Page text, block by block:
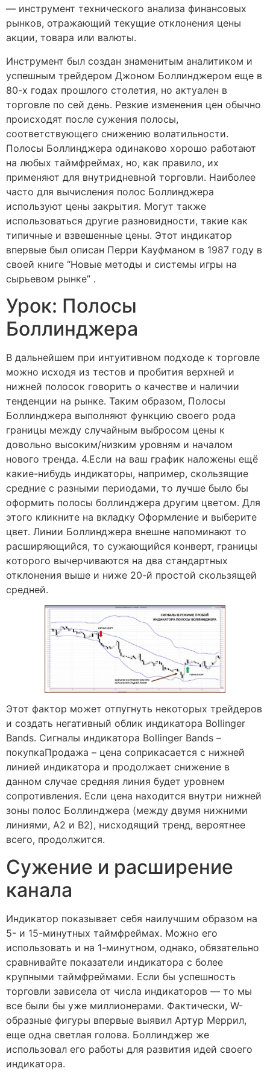
— инструмент технического анализа финансовых
рынков, отражающий текущие отклонения цены
акции, товара или валюты.
Инструмент был создан знаменитым аналитиком и
успешным трейдером Джоном Боллинджером еще в
80-х годах прошлого столетия, но актуален в
торговле по сей день. Резкие изменения цен обычно
происходят после сужения полосы,
соответствующего снижению волатильности.
Полосы Боллинджера одинаково хорошо работают
на любых таймфреймах, но, как правило, их
применяют для внутридневной торговли. Наиболее
часто для вычисления полос Боллинджера
используют цены закрытия. Могут также
использоваться другие разновидности, такие как
типичные и взвешенные цены. Этот индикатор
впервые был описан Перри Кауфманом в 1987 году в
своей книге “Новые методы и системы игры на
сырьевом рынке” .
Урок: Полосы
Боллинджера
В дальнейшем при интуитивном подходе к торговле
можно исходя из тестов и пробития верхней и
нижней полосок говорить о качестве и наличии
тенденции на рынке. Таким образом, Полосы
Боллинджера выполняют функцию своего рода
границы между случайным выбросом цены к
довольно высоким/низким уровням и началом
нового тренда. 4.Если на ваш график наложены ещё
какие-нибудь индикаторы, например, скользящие
средние с разными периодами, то лучше было бы
оформить полосы боллинджера другим цветом. Для
этого кликните на вкладку Оформление и выберите
цвет. Линии Боллинджера внешне напоминают то
расширяющийся, то сужающийся конверт, границы
которого вычерчиваются на два стандартных
отклонения выше и ниже 20-й простой скользящей
средней.
Этот фактор может отпугнуть некоторых трейдеров
и создать негативный облик индикатора Bollinger
Bands. Сигналы индикатора Bollinger Bands –
покупкаПродажа – цена соприкасается с нижней
линией индикатора и продолжает снижение в
данном случае средняя линия будет уровнем
сопротивления. Если цена находится внутри нижней
зоны полос Боллинджера (между двумя нижними
линиями, A2 и B2), нисходящий тренд, вероятнее
всего, продолжится.
Сужение и расширение
канала
Индикатор показывает себя наилучшим образом на
5- и 15-минутных таймфреймах. Можно его
использовать и на 1-минутном, однако, обязательно
сравнивайте показатели индикатора с более
крупными таймфреймами. Если бы успешность
торговли зависела от числа индикаторов — то мы
все были бы уже миллионерами. Фактически, W-
образные фигуры впервые выявил Артур Меррил,
еще одна светлая голова. Боллинджер же
использовал его работы для развития идей своего
индикатора.